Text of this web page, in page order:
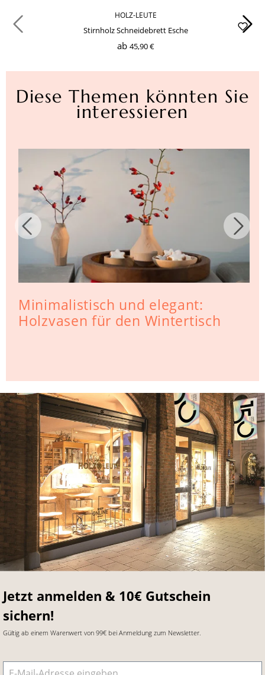
HOLZ-LEUTE
Stirnholz Schneidebrett Esche
ab 45,90 €
Diese Themen könnten Sie
interessieren
Minimalistisch und elegant:
Holzvasen für den Wintertisch
Jetzt anmelden & 10€ Gutschein
sichern!
Gültig ab einem Warenwert von 99€ bei Anmeldung zum Newsletter.
E-Mail-Adresse